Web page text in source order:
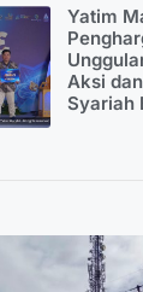
Yatim
Aksi
Syariah